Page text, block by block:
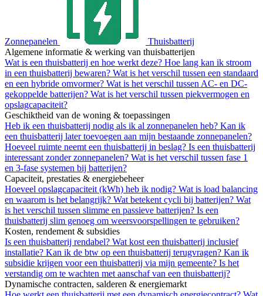
Zonnepanelen
Thuisbatterij
Algemene informatie & werking van thuisbatterijen
Wat is een thuisbatterij en hoe werkt deze? Hoe lang kan ik stroom
in een thuisbatterij bewaren? Wat is het verschil tussen een standaard
en een hybride omvormer? Wat is het verschil tussen AC- en DC-
gekoppelde batterijen? Wat is het verschil tussen piekvermogen en
opslagcapaciteit?
Geschiktheid van de woning & toepassingen
Heb ik een thuisbatterij nodig als ik al zonnepanelen heb? Kan ik
een thuisbatterij later toevoegen aan mijn bestaande zonnepanelen?
Hoeveel ruimte neemt een thuisbatterij in beslag? Is een thuisbatterij
interessant zonder zonnepanelen? Wat is het verschil tussen fase 1
en 3-fase systemen bij batterijen?
Capaciteit, prestaties & energiebeheer
Hoeveel opslagcapaciteit (kWh) heb ik nodig? Wat is load balancing
en waarom is het belangrijk? Wat betekent cycli bij batterijen? Wat
is het verschil tussen slimme en passieve batterijen? Is een
thuisbatterij slim genoeg om weersvoorspellingen te gebruiken?
Kosten, rendement & subsidies
Is een thuisbatterij rendabel? Wat kost een thuisbatterij inclusief
installatie? Kan ik de btw op een thuisbatterij terugvragen? Kan ik
subsidie krijgen voor een thuisbatterij via mijn gemeente? Is het
verstandig om te wachten met aanschaf van een thuisbatterij?
Dynamische contracten, salderen & energiemarkt